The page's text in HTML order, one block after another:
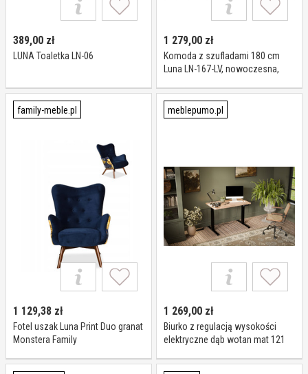
389,00 zł
LUNA Toaletka LN-06
1 279,00 zł
Komoda z szufladami 180 cm
Luna LN-167-LV, nowoczesna,
family-meble.pl
1 129,38 zł
Fotel uszak Luna Print Duo granat
Monstera Family
meblepumo.pl
1 269,00 zł
Biurko z regulacją wysokości
elektryczne dąb wotan mat 121